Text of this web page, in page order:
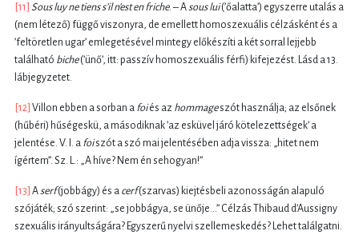
[11] Sous luy ne tiens s’il n’est en friche. – Asous lui(’őalatta’) egyszerre utalás a
(nem létező) függő viszonyra, de emellett homoszexuális célzásként és a
’feltöretlen ugar’ emlegetésével mintegy előkészíti a két sorral lejjebb
található biche(’ünő’, itt: passzív homoszexuális férfi) kifejezést. Lásd a 13.
lábjegyzetet.
[12] Villon ebben a sorban a foiés az hommageszót használja; az elsőnek
(hűbéri) hűségeskü, a másodiknak ’az esküvel járó kötelezettségek’ a
jelentése. V. I. a foiszót a szó mai jelentésében adja vissza: „hitet nem
ígértem”. Sz. L.: „A híve? Nem én sehogyan!”
[13] Aserf(jobbágy) és a cerf(szarvas) kiejtésbeli azonosságán alapuló
szójáték; szó szerint: „se jobbágya, se ünője...” Célzás Thibaud d’Aussigny
szexuális irányultságára? Egyszerű nyelvi szellemeskedés? Lehet találgatni.